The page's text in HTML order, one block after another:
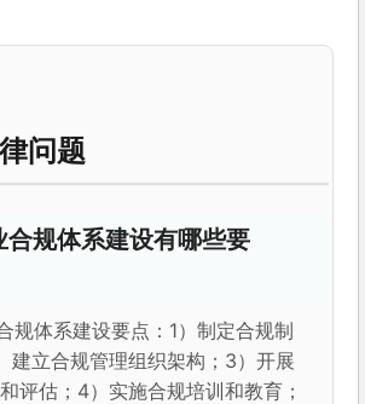
问题
合规体系建设有哪些要
规体系建设要点：1）制定合规制
建立合规管理组织架构；3）开展
评估；4）实施合规培训和教育；